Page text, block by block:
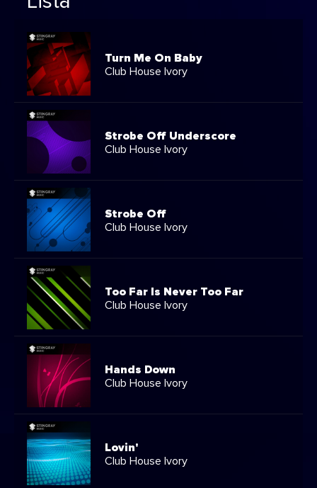
Turn Me On Baby
Club House Ivory
Strobe Off Underscore
Club House Ivory
Strobe Off
Club House Ivory
Too Far Is Never Too Far
Club House Ivory
Hands Down
Club House Ivory
Lovin'
Club House Ivory